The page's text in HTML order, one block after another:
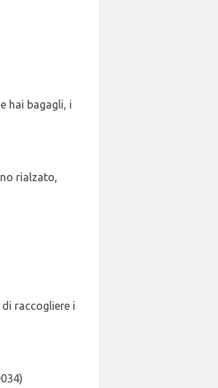
hai bagagli, i
rialzato,
raccogliere i